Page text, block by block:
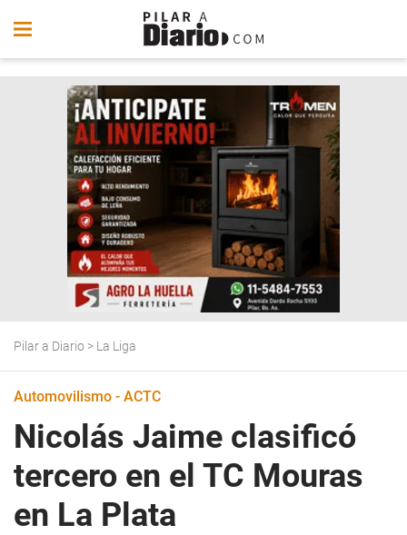
Pilar a Diario > La Liga
Automovilismo - ACTC
Nicolás Jaime clasificó
tercero en el TC Mouras
en La Plata